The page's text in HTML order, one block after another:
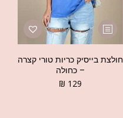
חולצת בייסיק כריות טורי קצרה
– כחולה
₪ 129